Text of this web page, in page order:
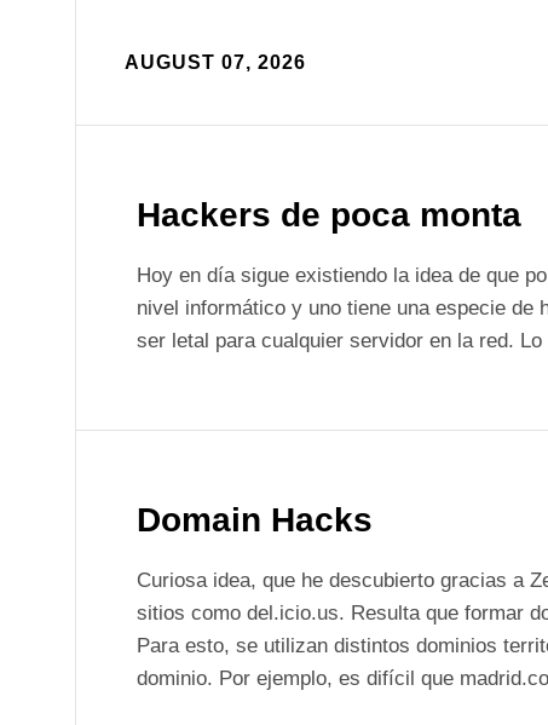
AUGUST 07, 2026
Hackers de poca monta
Hoy en día sigue existiendo la idea de que
nivel informático y uno tiene una especie de
ser letal para cualquier servidor en la red.
Domain Hacks
Curiosa idea, que he descubierto gracias a
sitios como del.icio.us. Resulta que formar
Para esto, se utilizan distintos dominios
dominio. Por ejemplo, es difícil que